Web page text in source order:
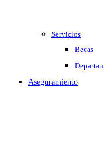
Servicios
Becas
Aseguramiento